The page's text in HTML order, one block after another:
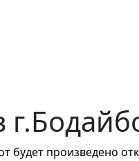
будет произведено